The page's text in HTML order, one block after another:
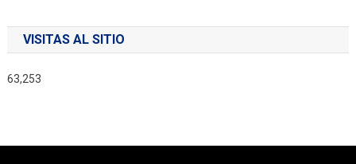
VISITAS AL SITIO
63,253